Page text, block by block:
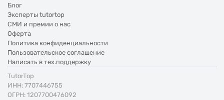
Блог
Эксперты tutortop
СМИ и премии о нас
Оферта
Политика конфиденциальности
Пользовательское соглашение
Написать в тех.поддержку
TutorTop
ИНН: 7707446755
ОГРН: 1207700476092